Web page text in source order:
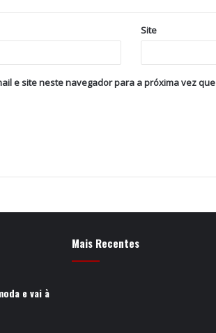
Site
e site neste navegador para a próxima vez
e vai à
Mais Recentes